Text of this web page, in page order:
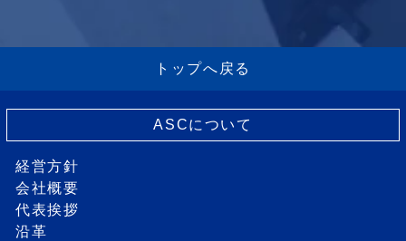
トップへ戻る
ASCについて
経営方針
会社概要
代表挨拶
沿革